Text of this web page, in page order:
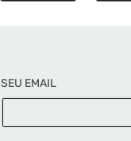
SEU EMAIL